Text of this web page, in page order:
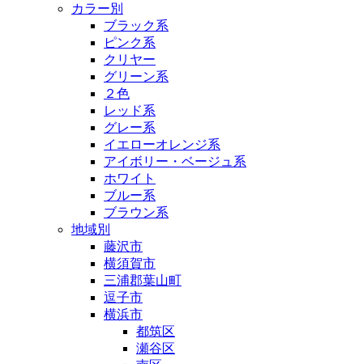
カラー別
ブラック系
ピンク系
クリヤー
グリーン系
２色
レッド系
グレー系
イエローオレンジ系
アイボリー・ベージュ系
ホワイト
ブルー系
ブラウン系
地域別
藤沢市
横須賀市
三浦郡葉山町
逗子市
横浜市
都筑区
瀬谷区